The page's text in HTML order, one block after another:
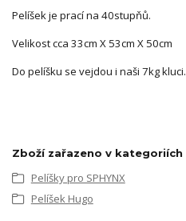
Pelíšek je prací na 40stupňů.
Velikost cca 33cm X 53cm X 50cm
Do pelíšku se vejdou i naši 7kg kluci.
Zboží zařazeno v kategoriích
Pelíšky pro SPHYNX
Pelíšek Hugo